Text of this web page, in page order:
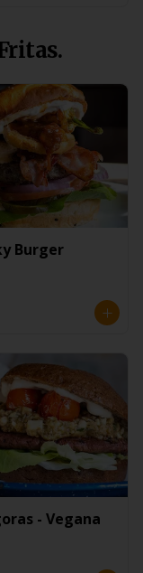
Burger
- Vegana